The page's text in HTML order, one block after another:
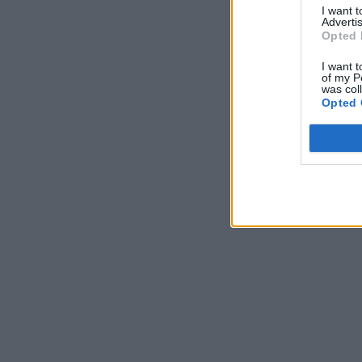
I want
Opted
I want
of my
was
Opted